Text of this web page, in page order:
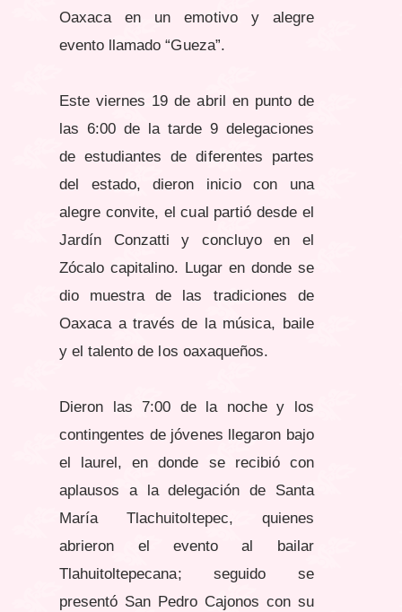
Oaxaca en un emotivo y alegre
evento llamado “Gueza”.
Este viernes 19 de abril en punto de
las 6:00 de la tarde 9 delegaciones
de estudiantes de diferentes partes
del estado, dieron inicio con una
alegre convite, el cual partió desde el
Jardín Conzatti y concluyo en el
Zócalo capitalino. Lugar en donde se
dio muestra de las tradiciones de
Oaxaca a través de la música, baile
y el talento de los oaxaqueños.
Dieron las 7:00 de la noche y los
contingentes de jóvenes llegaron bajo
el laurel, en donde se recibió con
aplausos a la delegación de Santa
María Tlachuitoltepec, quienes
abrieron el evento al bailar
Tlahuitoltepecana; seguido se
presentó San Pedro Cajonos con su